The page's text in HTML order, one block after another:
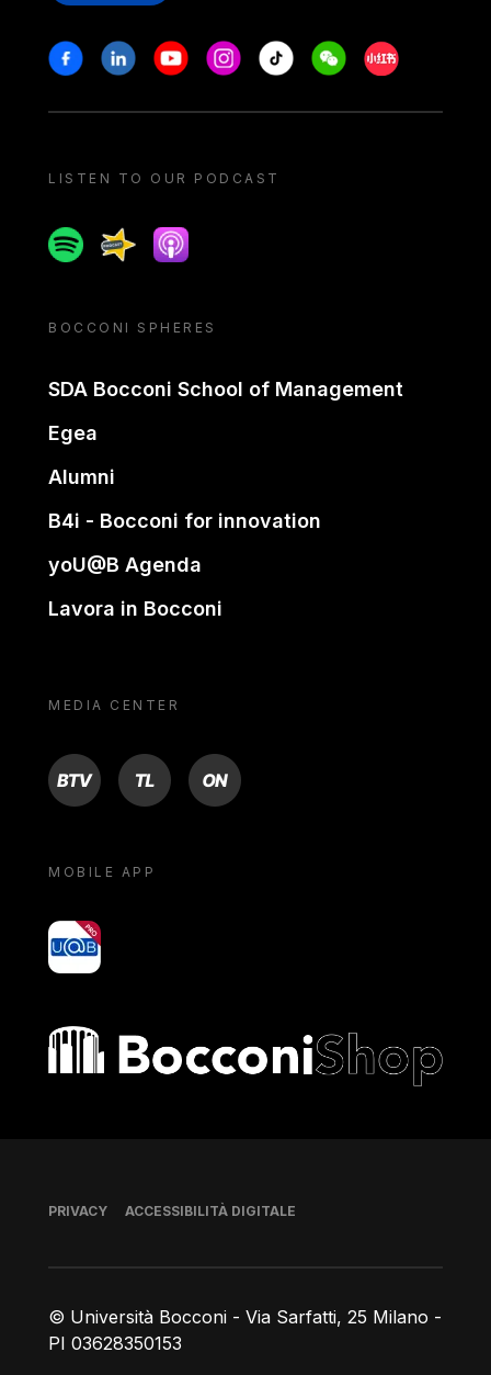
Stay in touch
FacebookLinkedinYoutubeInstagram
Tiktok WeechatXiaohongshu/
LISTEN TO OUR PODCAST
SpotifySpreakerApple podcast
BOCCONI SPHERES
SDA Bocconi School of Management
Egea
Alumni
B4i - Bocconi for innovation
yoU@B Agenda
Lavora in Bocconi
MEDIA CENTER
BTV TL ON
MOBILE APP
yoU@B
Bocconi shop
© Università Bocconi - Via Sarfatti, 25 Milano -
PI 03628350153
Piè di pagina
PRIVACY ACCESSIBILITÀ DIGITALE